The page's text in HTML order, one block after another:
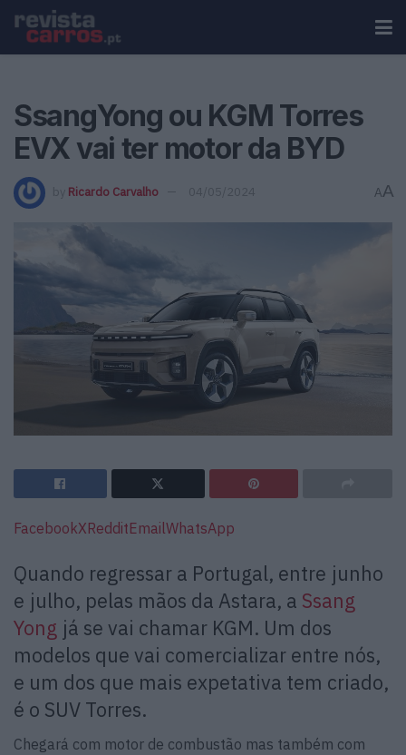
SsangYong ou KGM Torres
EVX vai ter motor da BYD
by Ricardo Carvalho 04/05/2024 AA
FacebookXRedditEmailWhatsApp
Quando regressar a Portugal, entre junho
e julho, pelas mãos da Astara, a Ssang
Yong já se vai chamar KGM. Um dos
modelos que vai comercializar entre nós,
e um dos que mais expetativa tem criado,
é o SUV Torres.
Chegará com motor de combustão mas também com